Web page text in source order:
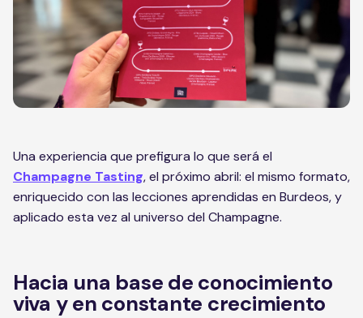
Una experiencia que prefigura lo que será el
Champagne Tasting, el próximo abril: el mismo formato,
enriquecido con las lecciones aprendidas en Burdeos, y
aplicado esta vez al universo del Champagne.
Hacia una base de conocimiento
viva y en constante crecimiento